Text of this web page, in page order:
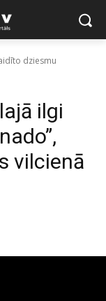
dziesmu
ilgi
vilcienā